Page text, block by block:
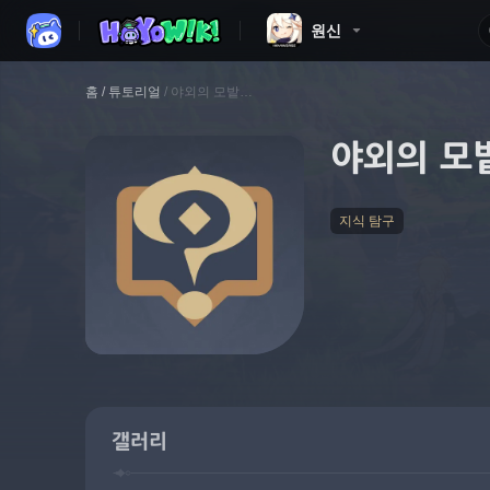
원신
홈 / 튜토리얼 / 야외의 모밭…
야외의
지식 탐구
갤러리